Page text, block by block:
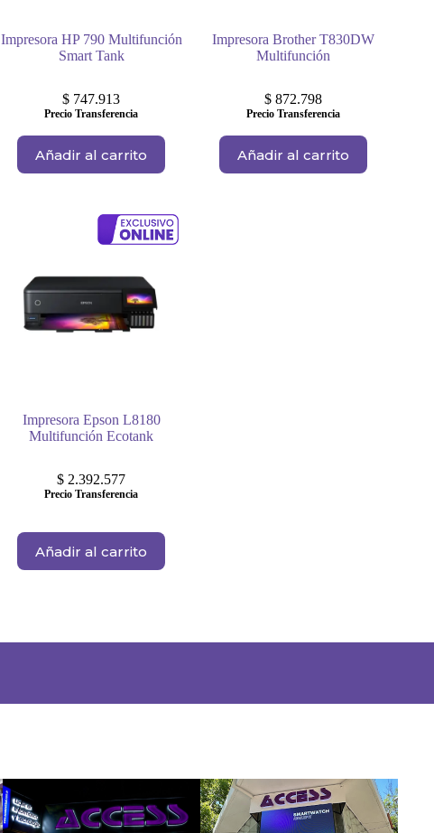
Impresora HP 790 Multifunción
Smart Tank
$ 747.913
Precio Transferencia
Añadir al carrito
Impresora Brother T830DW
Multifunción
$ 872.798
Precio Transferencia
Añadir al carrito
Impresora Epson L8180
Multifunción Ecotank
$ 2.392.577
Precio Transferencia
Añadir al carrito